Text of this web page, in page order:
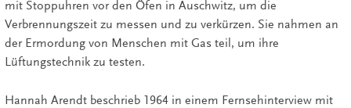
mit Stoppuhren vor den Öfen in Auschwitz, um die
Verbrennungszeit zu messen und zu verkürzen. Sie nahmen an
der Ermordung von Menschen mit Gas teil, um ihre
Lüftungstechnik zu testen.
Hannah Arendt beschrieb 1964 in einem Fernsehinterview mit